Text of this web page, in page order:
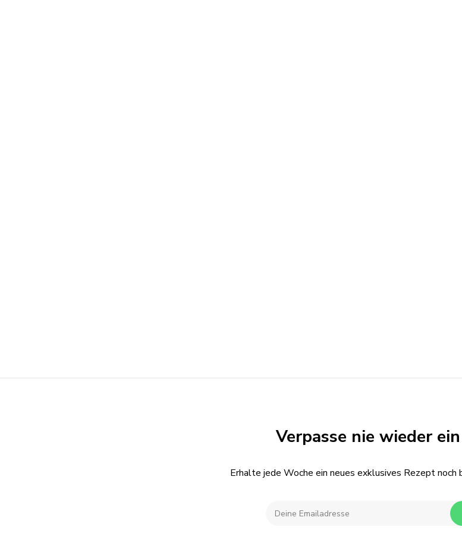
Verpasse nie wieder
Erhalte jede Woche ein neues exklusives Rezept noch